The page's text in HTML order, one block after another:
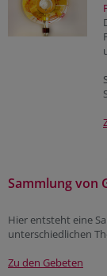
Sammlung von
Hier entsteht eine
unterschiedlichen
Zu den Gebeten